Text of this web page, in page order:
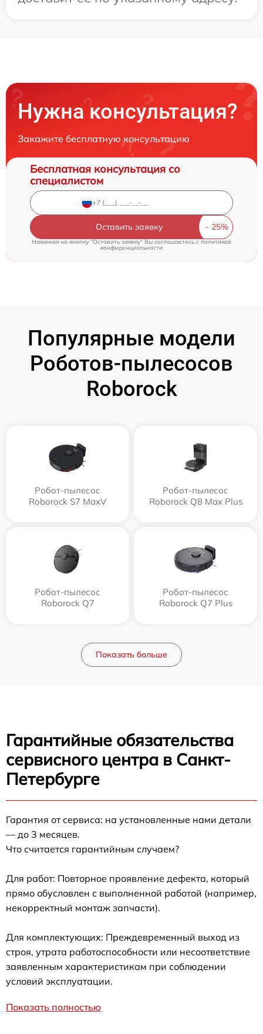
Нужна консультация?
Закажите бесплатную консультацию
Бесплатная консультация со
специалистом
Оставить заявку
Нажимая на кнопку "Оставить заявку" Вы соглашаетесь cполитикой
конфиденциальности
Популярные модели
Роботов-пылесосов
Roborock
Робот-пылесос
Roborock S7 MaxV
Робот-пылесос
Roborock Q8 Max Plus
Робот-пылесос
Roborock Q7
Робот-пылесос
Roborock Q7 Plus
Показать больше
Гарантийные обязательства
сервисного центра в Санкт-
Петербурге
Гарантия от сервиса: на установленные нами детали
— до 3 месяцев.
Что считается гарантийным случаем?
Для работ: Повторное проявление дефекта, который
прямо обусловлен с выполненной работой (например,
некорректный монтаж запчасти).
Для комплектующих: Преждевременный выход из
строя, утрата работоспособности или несоответствие
заявленным характеристикам при соблюдении
условий эксплуатации.
Показать полностью